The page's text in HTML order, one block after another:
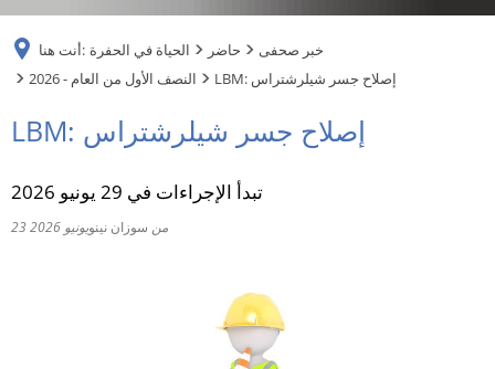
FR
أنت هنا: الحياة في الحفرة حاضر
خبر صحفى
2026 - النصف الأول من العام
LBM: إصلاح جسر شيلرشتراس
LBM: إصلاح جسر شيلرشتراس
تبدأ الإجراءات في 29 يونيو 2026
23 يونيو 2026 من سوزان نينو